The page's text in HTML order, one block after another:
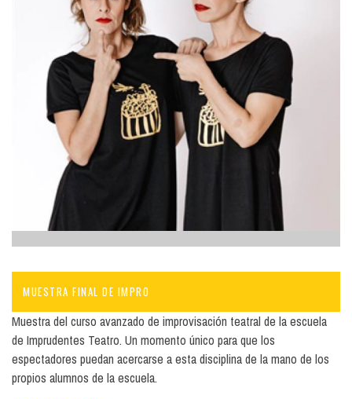
MUESTRA FINAL DE IMPRO
Muestra del curso avanzado de improvisación teatral de la escuela
de Imprudentes Teatro. Un momento único para que los
espectadores puedan acercarse a esta disciplina de la mano de los
propios alumnos de la escuela.